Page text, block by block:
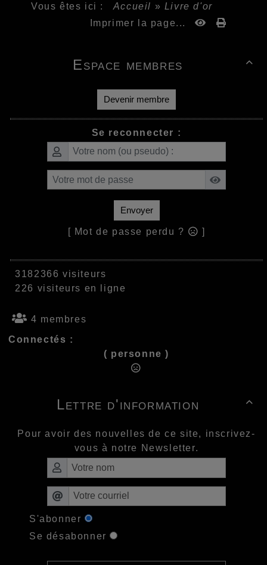
Vous êtes ici : Accueil » Livre d'or
Imprimer la page...

Espace membres
Devenir membre
Se reconnecter :
Envoyer
[ Mot de passe perdu ? ]
3182366 visiteurs
226 visiteurs en ligne
4 membres
Connectés :
( personne )

Lettre d'information
Pour avoir des nouvelles de ce site, inscrivez-
vous à notre Newsletter.
S'abonner
Se désabonner